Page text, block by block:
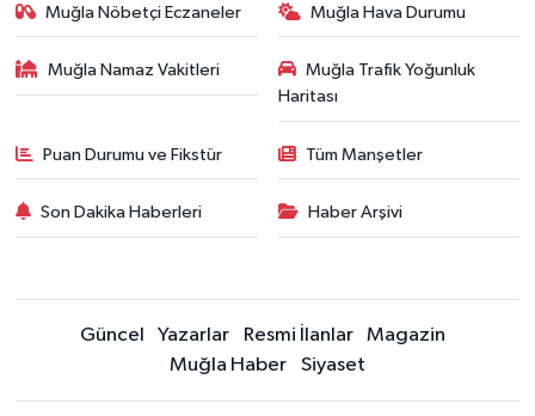
Muğla Nöbetçi Eczaneler Muğla Hava Durumu
Muğla Namaz Vakitleri
Muğla Trafik Yoğunluk
Haritası
Puan Durumu ve Fikstür Tüm Manşetler
Son Dakika Haberleri Haber Arşivi
Güncel Yazarlar Resmi İlanlar
Magazin
Muğla Haber
Siyaset